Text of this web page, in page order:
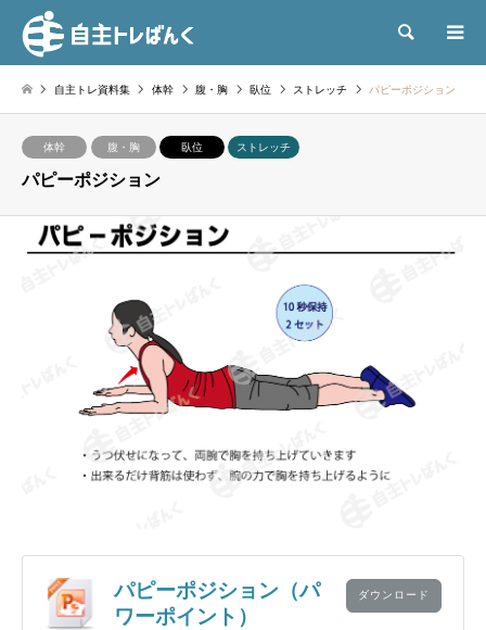
検索
自主トレ資料集 体幹 腹・胸 臥位 ストレッチ パピーポジション
体幹 腹・胸 臥位 ストレッチ
パピーポジション
パピーポジション（パ
ワーポイント）
ダウンロード